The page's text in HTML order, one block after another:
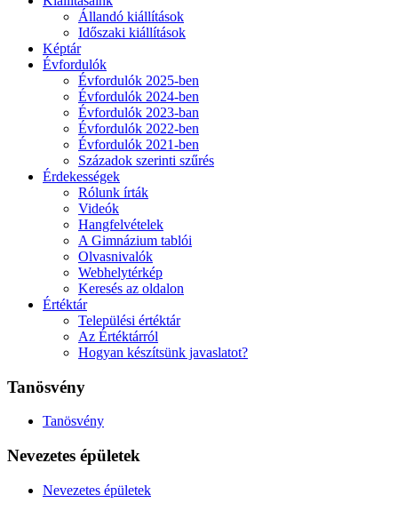
Állandó kiállítások
Időszaki kiállítások
Képtár
Évfordulók
Évfordulók 2025-ben
Évfordulók 2024-ben
Évfordulók 2023-ban
Évfordulók 2022-ben
Évfordulók 2021-ben
Századok szerinti szűrés
Érdekességek
Rólunk írták
Videók
Hangfelvételek
A Gimnázium tablói
Olvasnivalók
Webhelytérkép
Keresés az oldalon
Értéktár
Települési értéktár
Az Értéktárról
Hogyan készítsünk javaslatot?
Tanösvény
Tanösvény
Nevezetes épületek
Nevezetes épületek